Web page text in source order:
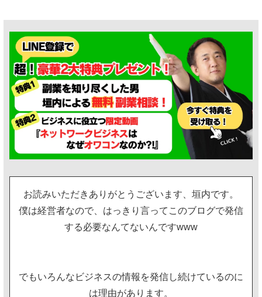
お読みいただきありがとうございます、垣内です。
僕は経営者なので、はっきり言ってこのブログで発信
する必要なんてないんですwww
でもいろんなビジネスの情報を発信し続けているのに
は理由があります。